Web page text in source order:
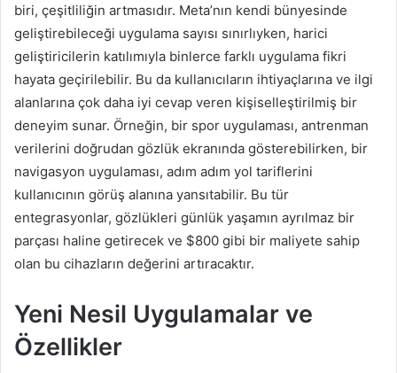
biri, çeşitliliğin artmasıdır. Meta’nın kendi bünyesinde
geliştirebileceği uygulama sayısı sınırlıyken, harici
geliştiricilerin katılımıyla binlerce farklı uygulama fikri
hayata geçirilebilir. Bu da kullanıcıların ihtiyaçlarına ve ilgi
alanlarına çok daha iyi cevap veren kişiselleştirilmiş bir
deneyim sunar. Örneğin, bir spor uygulaması, antrenman
verilerini doğrudan gözlük ekranında gösterebilirken, bir
navigasyon uygulaması, adım adım yol tariflerini
kullanıcının görüş alanına yansıtabilir. Bu tür
entegrasyonlar, gözlükleri günlük yaşamın ayrılmaz bir
parçası haline getirecek ve $800 gibi bir maliyete sahip
olan bu cihazların değerini artıracaktır.
Yeni Nesil Uygulamalar ve
Özellikler